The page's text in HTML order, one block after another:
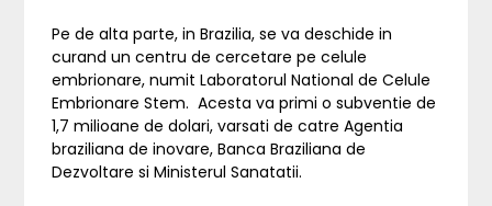
Pe de alta parte, in Brazilia, se va deschide in
curand un centru de cercetare pe celule
embrionare, numit Laboratorul National de Celule
Embrionare Stem. Acesta va primi o subventie de
1,7 milioane de dolari, varsati de catre Agentia
braziliana de inovare, Banca Braziliana de
Dezvoltare si Ministerul Sanatatii.